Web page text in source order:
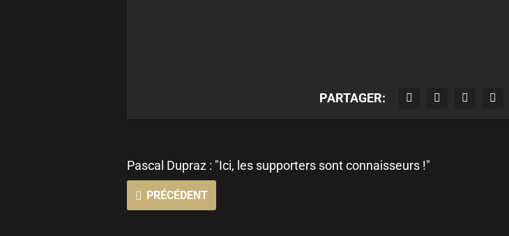
PARTAGER:
Pascal Dupraz : "Ici, les supporters sont connaisseurs !"
PRÉCÉDENT